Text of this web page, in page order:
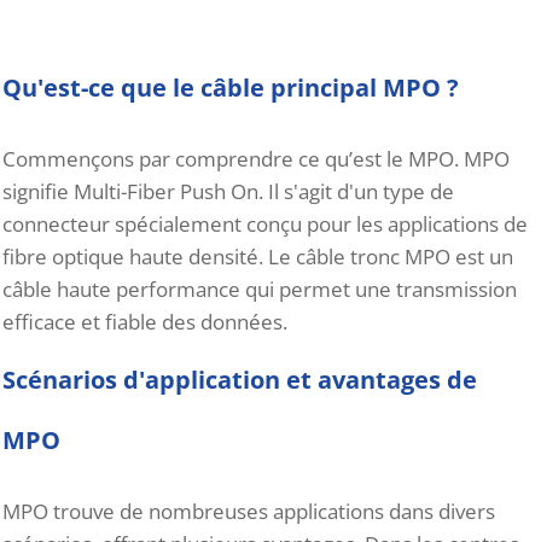
Qu'est-ce que le câble principal MPO ?
Commençons par comprendre ce qu’est le MPO. MPO
signifie Multi-Fiber Push On. Il s'agit d'un type de
connecteur spécialement conçu pour les applications de
fibre optique haute densité. Le câble tronc MPO est un
câble haute performance qui permet une transmission
efficace et fiable des données.
Scénarios d'application et avantages de
MPO
MPO trouve de nombreuses applications dans divers